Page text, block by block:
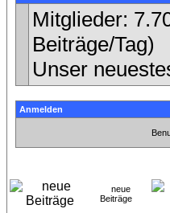
Mitglieder:
Beiträge/Tag)
Unser
Anmelden
neue
Beiträge